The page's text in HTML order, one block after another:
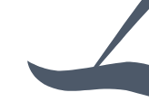
Anreise &
Anfrage
Seminare
Anfrage